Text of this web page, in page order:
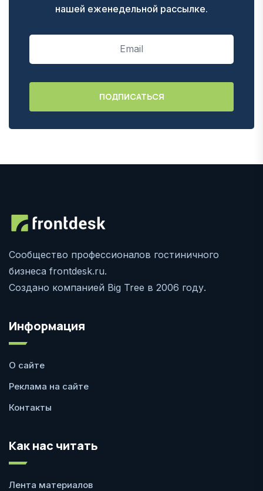
нашей еженедельной рассылке.
Сообщество профессионалов гостиничного
бизнеса frontdesk.ru.
Создано компанией Big Tree в 2006 году.
Информация
О сайте
Реклама на сайте
Контакты
Как нас читать
Лента материалов